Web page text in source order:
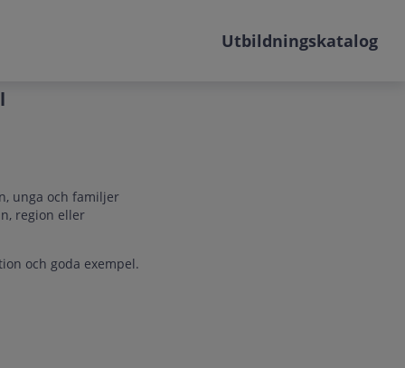
Utbildningskatalog
unga och familjer
region eller
och goda exempel.